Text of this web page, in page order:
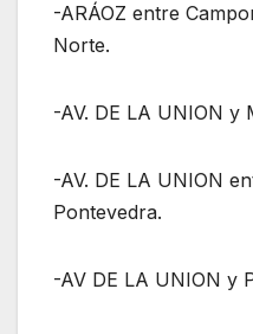
-ARÁOZ entre
Norte.
-AV. DE LA UNION y
-AV. DE LA UNION
Pontevedra.
-AV DE LA UNION y